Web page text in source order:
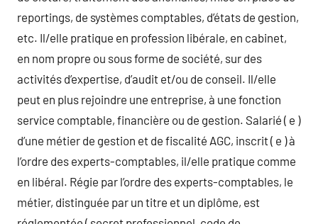
reportings, de systèmes comptables, d’états de gestion,
etc. Il/elle pratique en profession libérale, en cabinet,
en nom propre ou sous forme de société, sur des
activités d’expertise, d’audit et/ou de conseil. Il/elle
peut en plus rejoindre une entreprise, à une fonction
service comptable, financière ou de gestion. Salarié ( e )
d’une métier de gestion et de fiscalité AGC, inscrit ( e ) à
l’ordre des experts-comptables, il/elle pratique comme
en libéral. Régie par l’ordre des experts-comptables, le
métier, distinguée par un titre et un diplôme, est